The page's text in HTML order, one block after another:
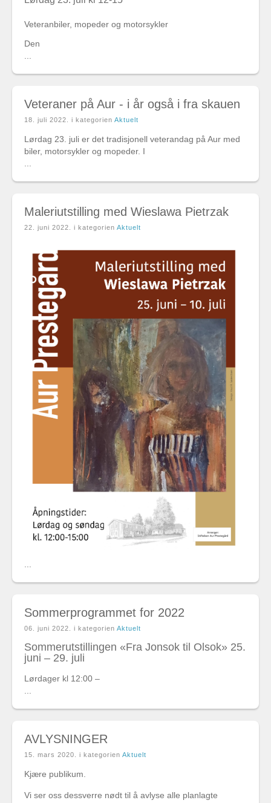
Veteranbiler, mopeder og motorsykler
Den
Veteraner på Aur - i år også i fra skauen
18. juli 2022 . i kategorien Aktuelt
Lørdag 23. juli er det tradisjonell veterandag på Aur med
biler, motorsykler og mopeder. I
Maleriutstilling med Wieslawa Pietrzak
22. juni 2022 . i kategorien Aktuelt
Sommerprogrammet for 2022
06. juni 2022 . i kategorien Aktuelt
Sommerutstillingen «Fra Jonsok til Olsok» 25.
juni – 29. juli
Lørdager kl 12:00 –
AVLYSNINGER
15. mars 2020 . i kategorien Aktuelt
Kjære publikum.
Vi ser oss dessverre nødt til å avlyse alle planlagte